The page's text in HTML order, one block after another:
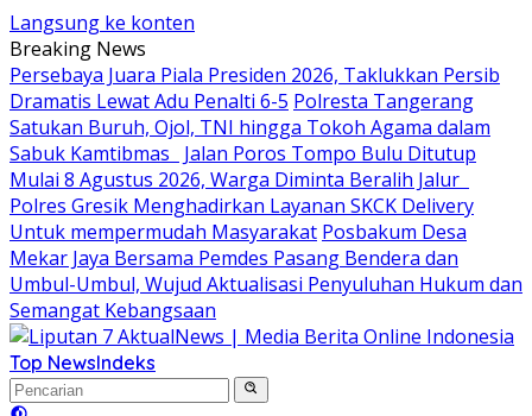
Langsung ke konten
Breaking News
Persebaya Juara Piala Presiden 2026, Taklukkan Persib
Dramatis Lewat Adu Penalti 6-5 Polresta Tangerang
Satukan Buruh, Ojol, TNI hingga Tokoh Agama dalam
Sabuk Kamtibmas
Jalan Poros Tompo Bulu Ditutup
Mulai 8 Agustus 2026, Warga Diminta Beralih Jalur
Polres Gresik Menghadirkan Layanan SKCK Delivery
Untuk mempermudah Masyarakat Posbakum Desa
Mekar Jaya Bersama Pemdes Pasang Bendera dan
Umbul-Umbul, Wujud Aktualisasi Penyuluhan Hukum dan
Semangat Kebangsaan
Top NewsIndeks